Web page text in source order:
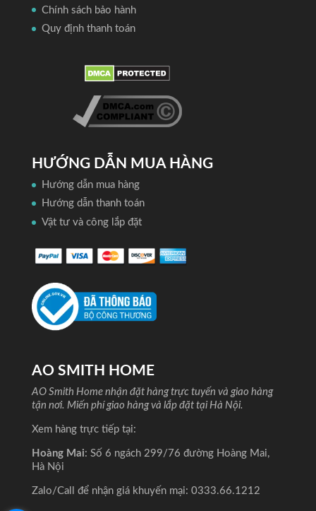
Chính sách bảo hành
Quy định thanh toán
HƯỚNG DẪN MUA HÀNG
Hướng dẫn mua hàng
Hướng dẫn thanh toán
Vật tư và công lắp đặt
AO SMITH HOME
AO Smith Home nhận đặt hàng trực tuyến và giao hàng
tận nơi. Miến phí giao hàng và lắp đặt tại Hà Nội.
Xem hàng trực tiếp tại:
Hoàng Mai: Số 6 ngách 299/76 đường Hoàng Mai,
Hà Nội
Zalo/Call để nhận giá khuyến mại: 0333.66.1212